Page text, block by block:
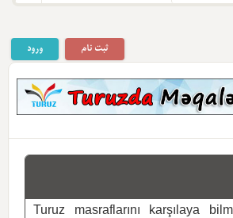
ورود ثبت نام
Turuz masraflarını karşılaya